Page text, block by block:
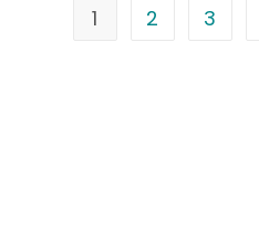
1 2 3